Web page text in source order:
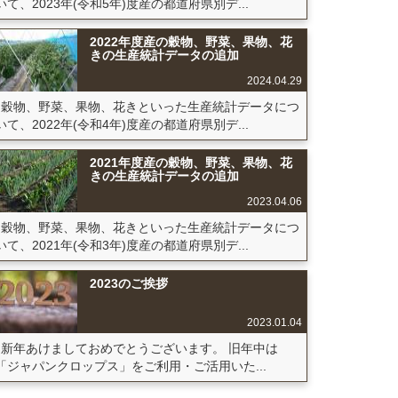
て、2023年(令和5年)度産の都道府県別デ...
2022年度産の穀物、野菜、果物、花
きの生産統計データの追加
2024.04.29
穀物、野菜、果物、花きといった生産統計データにつ
て、2022年(令和4年)度産の都道府県別デ...
2021年度産の穀物、野菜、果物、花
きの生産統計データの追加
2023.04.06
穀物、野菜、果物、花きといった生産統計データにつ
て、2021年(令和3年)度産の都道府県別デ...
2023のご挨拶
2023.01.04
新年あけましておめでとうございます。 旧年中は
ジャパンクロップス」をご利用・ご活用いた...